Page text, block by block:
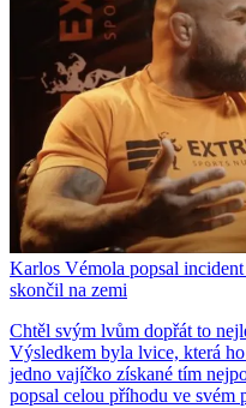
Karlos Vémola popsal
skončil na zemi
Chtěl svým lvům dopřát to
Výsledkem byla lvice, která
jedno vajíčko získané tím
popsal celou příhodu ve svém